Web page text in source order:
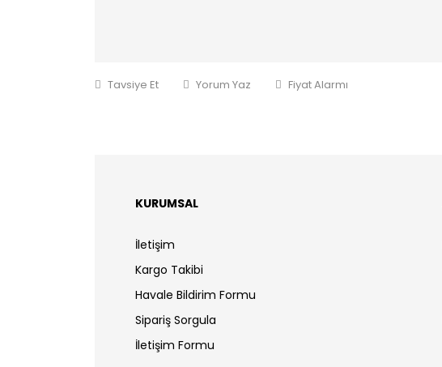
Tavsiye Et Yorum Yaz Fiyat Alarmı
KURUMSAL
İletişim
Kargo Takibi
Havale Bildirim Formu
Sipariş Sorgula
İletişim Formu